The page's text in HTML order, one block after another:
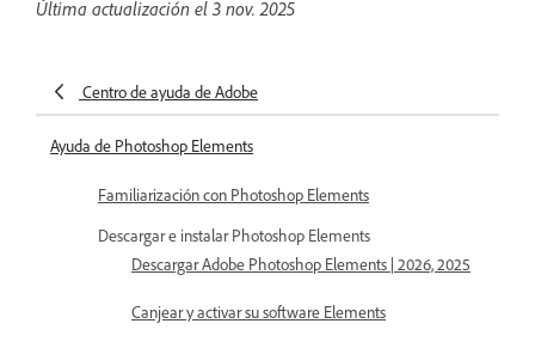
Última actualización el 3 nov. 2025
Centro de ayuda de Adobe
Ayuda de Photoshop Elements
Familiarización con Photoshop Elements
Descargar e instalar Photoshop Elements
Descargar Adobe Photoshop Elements | 2026, 2025
Canjear y activar su software Elements